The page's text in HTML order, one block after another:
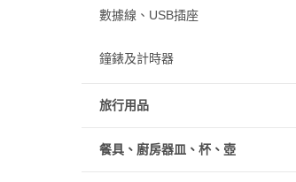
數據線、USB插座
鐘錶及計時器
旅行用品
餐具、廚房器皿、杯、壺